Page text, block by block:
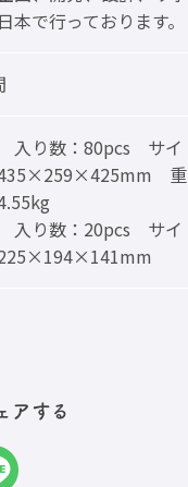
本で行っております。
入り数：80pcs サイ
重
入り数：20pcs サイ
アする